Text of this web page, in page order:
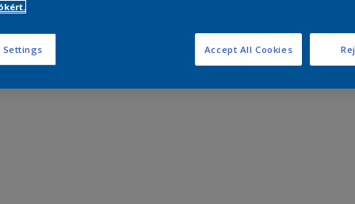
Settings Accept All Cookies